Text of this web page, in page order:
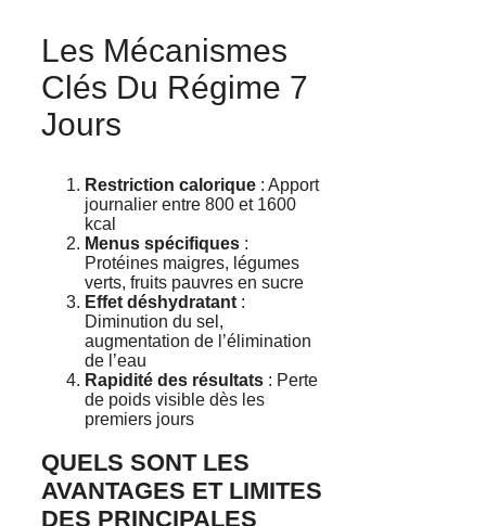
Les Mécanismes
Clés Du Régime 7
Jours
Restriction calorique : Apport
journalier entre 800 et 1600
kcal
Menus spécifiques :
Protéines maigres, légumes
verts, fruits pauvres en sucre
Effet déshydratant :
Diminution du sel,
augmentation de l’élimination
de l’eau
Rapidité des résultats : Perte
de poids visible dès les
premiers jours
QUELS SONT LES
AVANTAGES ET LIMITES
DES PRINCIPALES